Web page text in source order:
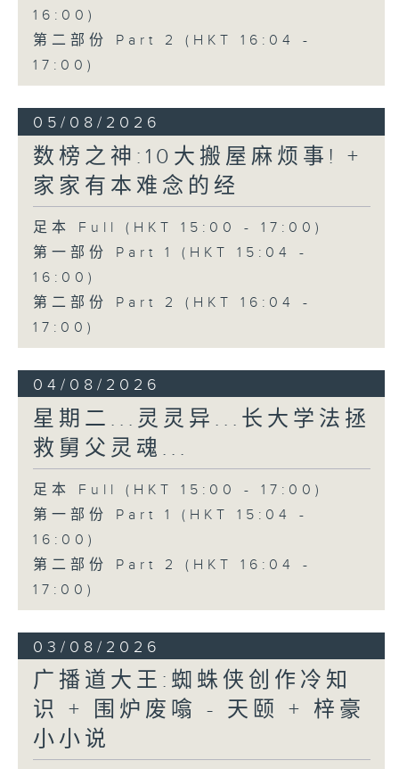
16:00)
第二部份 Part 2 (HKT 16:04 -
17:00)
05/08/2026
数榜之神:10大搬屋麻烦事! +
家家有本难念的经
足本 Full (HKT 15:00 - 17:00)
第一部份 Part 1 (HKT 15:04 -
16:00)
第二部份 Part 2 (HKT 16:04 -
17:00)
04/08/2026
星期二...灵灵异...长大学法拯
救舅父灵魂...
足本 Full (HKT 15:00 - 17:00)
第一部份 Part 1 (HKT 15:04 -
16:00)
第二部份 Part 2 (HKT 16:04 -
17:00)
03/08/2026
广播道大王:蜘蛛侠创作冷知
识 + 围炉废噏 - 天颐 + 梓豪
小小说